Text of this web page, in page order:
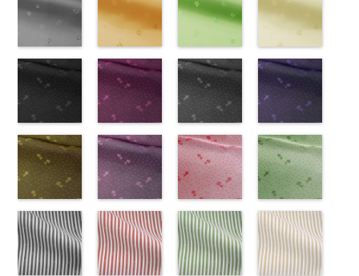
NUDE、
pinkywolman
NUDE、
pinkywolman
NUDE、
pinkywolman
LUNAMARY、
LUNAMARY
ラージサイ
Macolina、
NUDE、
pinkywolman
DOLCELABY
6000
DOLCELABY
DOLCELABY
KKP1092-55-
グレー
オパード柄
100％
DOLCELABY
6000
KKP1092-
137-D ブラッ
チェーン
リエステル
100％
DOLCELABY
6000
KKP1092-
ホワイ
チェーン
リエステル
100％
DOLCELABY
6000
KKP2090-
ホワイ
チェーン
テル100％
DOLCELABY
6000
(KKP21090-
145-B/UN)
http://www.anys.co.jp/wp-
145-b.jpg
KKP2090-
145-B
ブラウ
チェーン
テル100％
DOLCELABY
6000
55/LT)
http://www.anys.co.jp/wp-
content/uploads/2013/05/ak203-
AK203-55 ブ
ラック
花柄
キュプラ
100％
FairyRose
6000
51/LT)
http://www.anys.co.jp/wp-
content/uploads/2013/05/ak203-
AK203-51 レ
ッド
花柄
キ
ュプラ100％
DOLCELABY、
6000
50/LT)
http://
content/uploads/
AK203-50 ネ
イビー
キュプラ
100％
FairyRose
6000
(AK203-
31/LT)
http://www.anys.co.jp/wp-
content/uploads/2013/05/ak203-
AK203-31 グ
レー 花柄 キ
ュプラ100％
DOLCELABY、
6000
(AK203-
29/LT)
http://www.anys.co.jp/wp-
content/uploads/2013/05/ak203-
AK203-29 オ
レンジ
花柄
キュプラ
100％
FairyRose
6000
(AK203-
27/LT)
http://www.anys.co.jp/wp-
content/uploads/2013/05/ak203-
AK203-27 グ
リーン 花柄
キュプラ
100％
FairyRose
6000
(AK203-
11/LT)
http://
content/uploads/
11 ベージュ
花柄 キュプ
ラ100％
DOLCELABY、
6000
ラック
(AK201-
55/LT)
http://www.anys.co.jp/wp-
55.jpg
AK201-55 ブ
ラック 花柄
ドット キュ
ンク(AK201-
53/LT)
http://www.anys.co.jp/wp-
content/uploads/2013/05/ak201-
AK201-53 ピ
ンク 花柄ド
ット キュプ
ラ100％
レー(AK201-
52/LT)
http://www.anys.co.jp/wp-
content/uploads/2013/04/ak201-
AK201-52 グ
レー 花柄ド
ット キュプ
ラ100％
イビー
(AK201-
50/LT)
http://
50.jpg
AK201-50 ネ
イビー 花柄
ドット キュ
エロー
(AK201-
34/LT)
http://www.anys.co.jp/wp-
ープル
(AK201-
33/LT)
http://www.anys.co.jp/wp-
ッド(AK201-
29/LT)
http://www.anys.co.jp/wp-
content/uploads/2013/04/ak201-
リーン
(AK201-
27/LT)
http://